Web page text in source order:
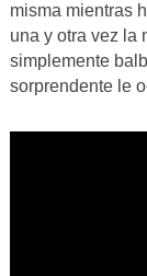
misma mientras
una y otra vez la
simplemente
sorprendente le